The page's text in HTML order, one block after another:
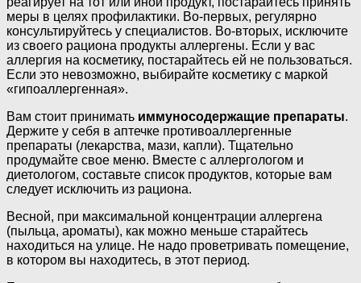
меры в целях профилактики. Во-первых, регулярно
консультируйтесь у специалистов. Во-вторых, исключите
из своего рациона продукты аллергены. Если у вас
аллергия на косметику, постарайтесь ей не пользоваться.
Если это невозможно, выбирайте косметику с маркой
«гипоаллергенная».
Вам стоит принимать иммуносодержащие препараты.
Держите у себя в аптечке противоаллергенные
препараты (лекарства, мази, капли). Тщательно
продумайте свое меню. Вместе с аллергологом и
диетологом, составьте список продуктов, которые вам
следует исключить из рациона.
Весной, при максимальной концентрации аллергена
(пыльца, ароматы), как можно меньше старайтесь
находиться на улице. Не надо проветривать помещение,
в котором вы находитесь, в этот период.